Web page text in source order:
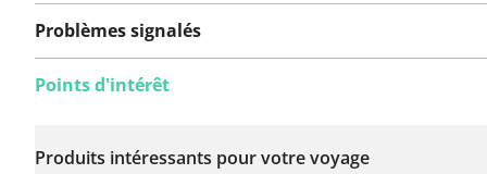
Problèmes signalés
encore été signalé sur
Points d'intérêt
Produits intéressants pour votre voyage